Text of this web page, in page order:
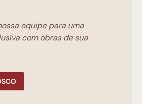
equipe para uma
com obras de sua